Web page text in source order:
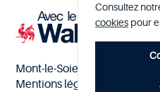
Mont-le-Soie nº BE
Mentions légales
Consultez
cookies pour